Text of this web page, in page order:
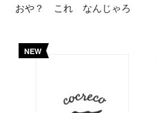
おや？ これ なんじゃろ
NEW